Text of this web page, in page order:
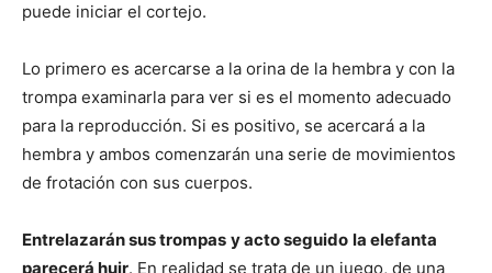
puede iniciar el cortejo.
Lo primero es acercarse a la orina de la hembra y con la
trompa examinarla para ver si es el momento adecuado
para la reproducción. Si es positivo, se acercará a la
hembra y ambos comenzarán una serie de movimientos
de frotación con sus cuerpos.
Entrelazarán sus trompas y acto seguido la elefanta
parecerá huir. En realidad se trata de un juego, de una